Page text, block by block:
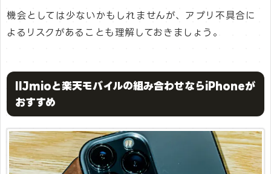
機会としては少ないかもしれませんが、アプリ不具合に
よるリスクがあることも理解しておきましょう。
IIJmioと楽天モバイルの組み合わせならiPhoneが
おすすめ